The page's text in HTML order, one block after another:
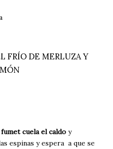
FRÍO DE MERLUZA Y
cuela el caldo y
espinas y espera a que se